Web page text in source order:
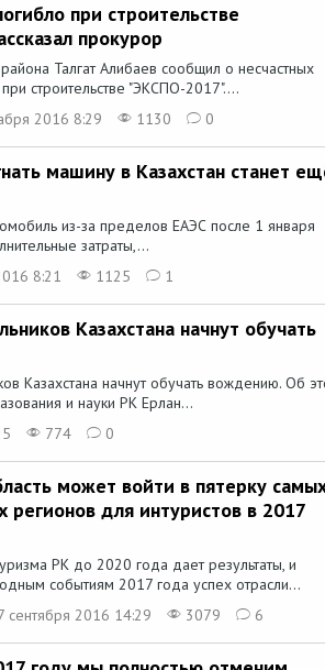
при строительстве
прокурор
Талгат Алибаев сообщил о несчастных
строительстве "ЭКСПО-2017"....
2016 8:29 1130 0
машину в Казахстан станет
из-за пределов ЕАЭС после 1 января
затраты,...
8:21 1125 1
Казахстана начнут обучать
Казахстана начнут обучать вождению. Об
и науки РК Ерлан...
774 0
может войти в пятерку
регионов для интуристов в 2017
РК до 2020 года дает результаты, и
событиям 2017 года успех отрасли...
сентября 2016 14:29 3079 6